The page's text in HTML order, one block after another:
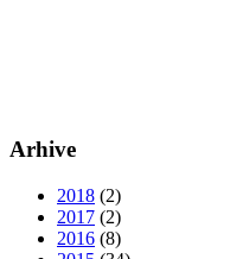
Arhive
2018 (2)
2017 (2)
2016 (8)